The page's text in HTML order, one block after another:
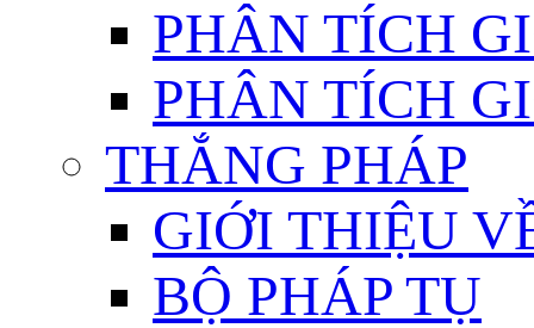
PHÂN TÍCH
PHÂN TÍCH
THẮNG PHÁP
GIỚI THIỆU
BỘ PHÁP TỤ